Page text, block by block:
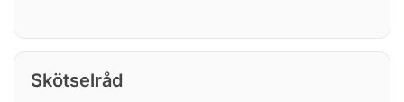
Skötselråd